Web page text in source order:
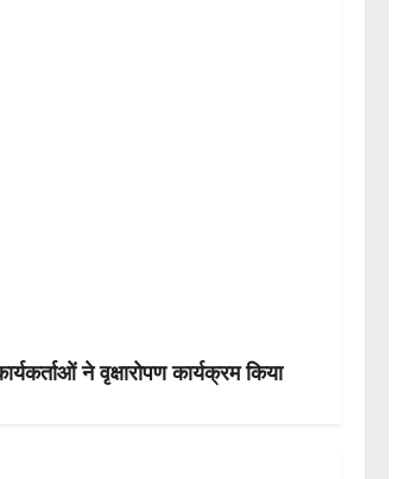
ने वृक्षारोपण कार्यक्रम किया